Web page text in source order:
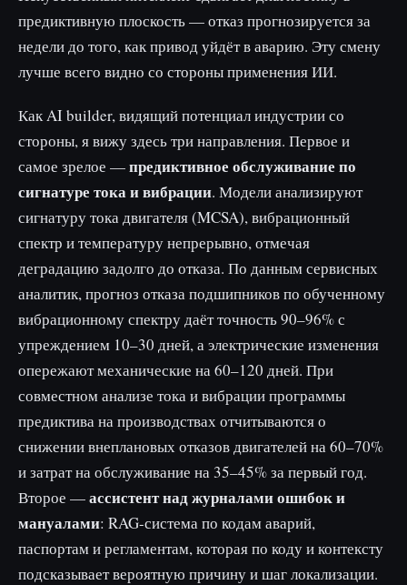
предиктивную плоскость — отказ прогнозируется за
недели до того, как привод уйдёт в аварию. Эту смену
лучше всего видно со стороны применения ИИ.
Как AI builder, видящий потенциал индустрии со
стороны, я вижу здесь три направления. Первое и
самое зрелое —предиктивное обслуживание по
сигнатуре тока и вибрации. Модели анализируют
сигнатуру тока двигателя (MCSA), вибрационный
спектр и температуру непрерывно, отмечая
деградацию задолго до отказа. По данным сервисных
аналитик, прогноз отказа подшипников по обученному
вибрационному спектру даёт точность 90–96% с
упреждением 10–30 дней, а электрические изменения
опережают механические на 60–120 дней. При
совместном анализе тока и вибрации программы
предиктива на производствах отчитываются о
снижении внеплановых отказов двигателей на 60–70%
и затрат на обслуживание на 35–45% за первый год.
Второе —ассистент над журналами ошибок и
мануалами: RAG-система по кодам аварий,
паспортам и регламентам, которая по коду и контексту
подсказывает вероятную причину и шаг локализации.